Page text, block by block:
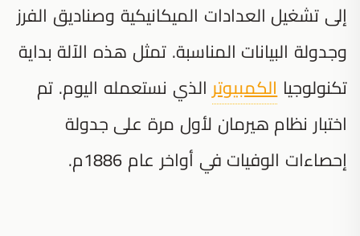
إلى تشغيل العدادات الميكانيكية وصناديق الفرز
وجدولة البيانات المناسبة. تمثل هذه الآلة بداية
تكنولوجياالكمبيوتر الذي نستعمله اليوم. تم
اختبار نظام هيرمان لأول مرة على جدولة
إحصاءات الوفيات في أواخر عام 1886م.